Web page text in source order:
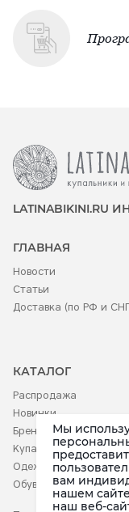
LATINABIKINI.RU
ГЛАВНАЯ
Новости
Статьи
Доставка (по РФ и
КАТАЛОГ
Распродажа
Новинки
Бренды
Купальники
Одежда
Обувь
Мы
вам
нашем
наш веб-